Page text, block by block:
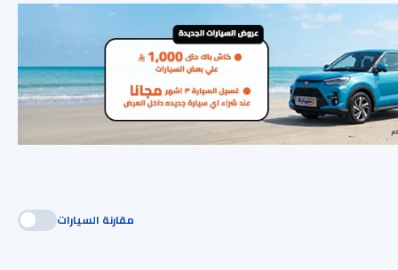
مقارنة السيارات